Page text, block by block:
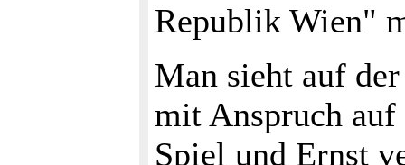
Republik Wien"
Man sieht auf
mit Anspruch
Spiel und Ernst